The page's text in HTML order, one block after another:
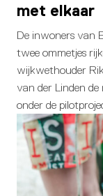
met elkaar
De inwoners van
twee ommetjes
wijkwethouder
van der Linden de
onder de